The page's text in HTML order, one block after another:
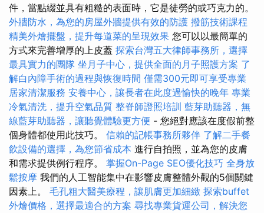
件，當點綴並具有粗糙的表面時，它是徒勞的或巧克力的。
外牆防水，為您的房屋外牆提供有效的防護 撥筋技術課程
精美外燴擺盤，提升每道菜的呈現效果 您可以以最簡單的
方式來完善增厚的上皮蓋 探索台灣五大律師事務所，選擇
最具實力的團隊 坐月子中心，提供全面的月子照護方案 了
解白內障手術的過程與恢復時間 僅需300元即可享受專業
居家清潔服務 安養中心，讓長者在此度過愉快的晚年 專業
冷氣清洗，提升空氣品質 整脊師證照培訓 藍芽助聽器，無
線藍芽助聽器，讓聽覺體驗更方便 - 您絕對應該在度假前整
個身體都使用此技巧。 信賴的記帳事務所夥伴 了解二手餐
飲設備的選擇，為您節省成本 進行自拍照，並為您的皮膚
和需求提供例行程序。 掌握On-Page SEO優化技巧 全身放
鬆按摩 我們的人工智能集中在影響皮膚整體外觀的5個關鍵
因素上。 毛孔粗大醫美療程，讓肌膚更加細緻 探索buffet
外燴價格，選擇最適合的方案 尋找專業貨運公司，解決您